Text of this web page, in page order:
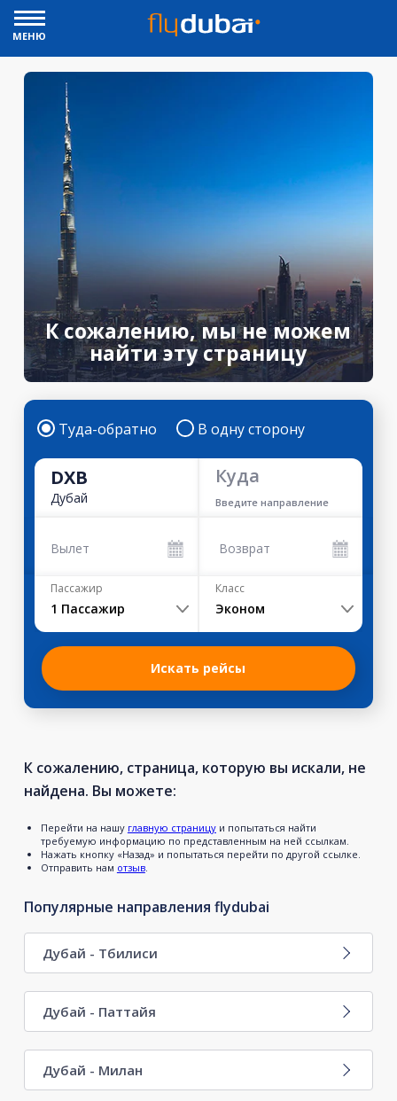
МЕНЮ
К сожалению, мы не можем
найти эту страницу
Туда-обратно В одну сторону
DXB
Дубай
Куда
Введите направление
Вылет Возврат
Пассажир
1 Пассажир
Класс
Эконом
Искать рейсы
К сожалению, страница, которую вы искали, не
найдена. Вы можете:
Перейти на нашу главную страницуи попытаться найти
требуемую информацию по представленным на ней ссылкам.
Нажать кнопку «Назад» и попытаться перейти по другой ссылке.
Отправить нам отзыв.
Популярные направления flydubai
Дубай - Тбилиси
Дубай - Паттайя
Дубай - Милан